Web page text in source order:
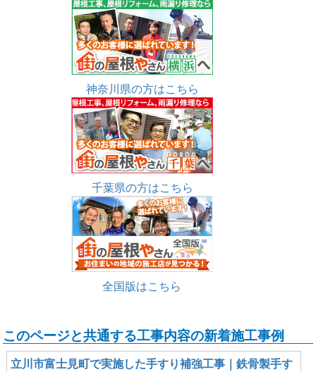
神奈川県の方はこちら
千葉県の方はこちら
全国版はこちら
このページと共通する工事内容の新着施工事例
立川市富士見町で実施した手すり補強工事｜鉄骨製手す